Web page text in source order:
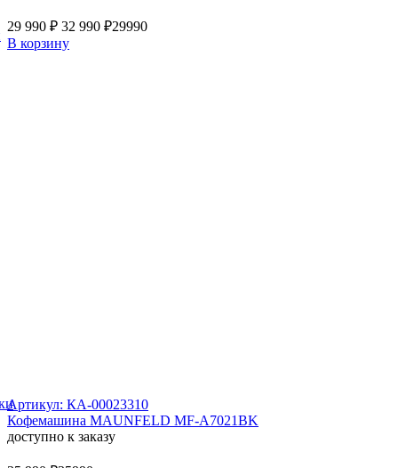
29 990 ₽ 32 990 ₽29990
В корзину
Артикул: КА-00023310
Кофемашина MAUNFELD MF-A7021BK
доступно к заказу